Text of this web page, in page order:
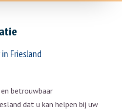
Friesland
betrouwbaar
dat u kan helpen bij uw